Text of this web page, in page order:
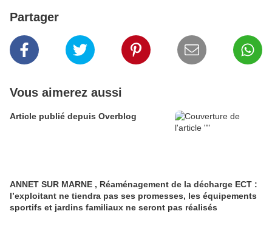
Partager
Vous aimerez aussi
Article publié depuis Overblog
ANNET SUR MARNE , Réaménagement de la décharge ECT :
l’exploitant ne tiendra pas ses promesses, les équipements
sportifs et jardins familiaux ne seront pas réalisés